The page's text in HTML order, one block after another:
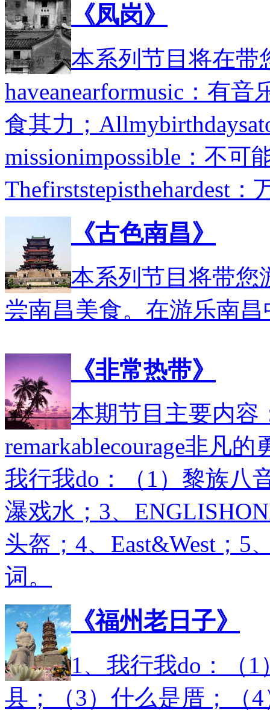
《凤岗》
本系列节目将在带
haveanearformusic：有音
食其力；
missionimpossible：不可
Thefirststepisthehardest
《古色南昌》
本系列节目将带您
尝南昌美食。在游乐南
《非常热带》
本期节目主要内容
remarkablecourage非凡
我行我do：（1）黎族八
瀑戏水；3、
头盔；4、East&West；5
词。
《福州老日子》
1、我行我do：（
县；（3）什么是厝；（